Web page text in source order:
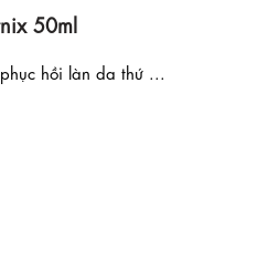
50ml
hồi làn da thứ ...